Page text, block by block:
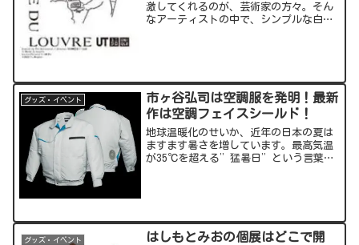
激してくれるのが、芸術家の方々。そん
なアーティストの中で、シンプルな白と
グッズ・イベント
市ヶ谷弘司は空調服を発明！最新
作は空調フェイスシールド！
地球温暖化のせいか、近年の日本の夏は
ますます暑さを増しています。最高気温
が35℃を超える”猛暑日”という言葉に
グッズ・イベント
はしもとみおの個展はどこで開